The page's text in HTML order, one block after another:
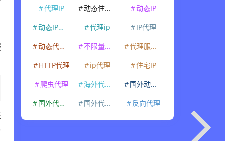
代理IP 动态住宅IP
动态IP
动态IP代理
代理ip
IP代理
动态代理IP
不限量代理IP
代理服务器
HTTP代理
ip代理
住宅IP
爬虫代理
海外代理ip
国外动态IP
国外代理IP
国外代理ip 反向代理